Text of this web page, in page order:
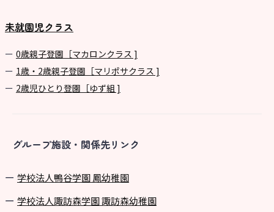
未就園児クラス
0歳親子登園［マカロンクラス ]
1歳・2歳親子登園［マリポサクラス ]
2歳児ひとり登園［ゆず組 ]
グループ施設・関係先リンク
学校法⼈鴨⾕学園 鳳幼稚園
学校法⼈諏訪森学園 諏訪森幼稚園